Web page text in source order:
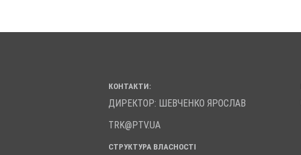
КОНТАКТИ:
ДИРЕКТОР: ШЕВЧЕНКО ЯРОСЛАВ
TRK@PTV.UA
СТРУКТУРА ВЛАСНОСТІ